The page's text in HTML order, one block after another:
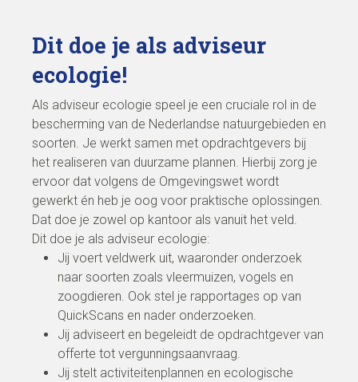
Dit doe je als adviseur
ecologie!
Als adviseur ecologie speel je een cruciale rol in de
bescherming van de Nederlandse natuurgebieden en
soorten. Je werkt samen met opdrachtgevers bij
het realiseren van duurzame plannen. Hierbij zorg je
ervoor dat volgens de Omgevingswet wordt
gewerkt én heb je oog voor praktische oplossingen.
Dat doe je zowel op kantoor als vanuit het veld.
Dit doe je als adviseur ecologie:
Jij voert veldwerk uit, waaronder onderzoek
naar soorten zoals vleermuizen, vogels en
zoogdieren. Ook stel je rapportages op van
QuickScans en nader onderzoeken.
Jij adviseert en begeleidt de opdrachtgever van
offerte tot vergunningsaanvraag.
Jij stelt activiteitenplannen en ecologische